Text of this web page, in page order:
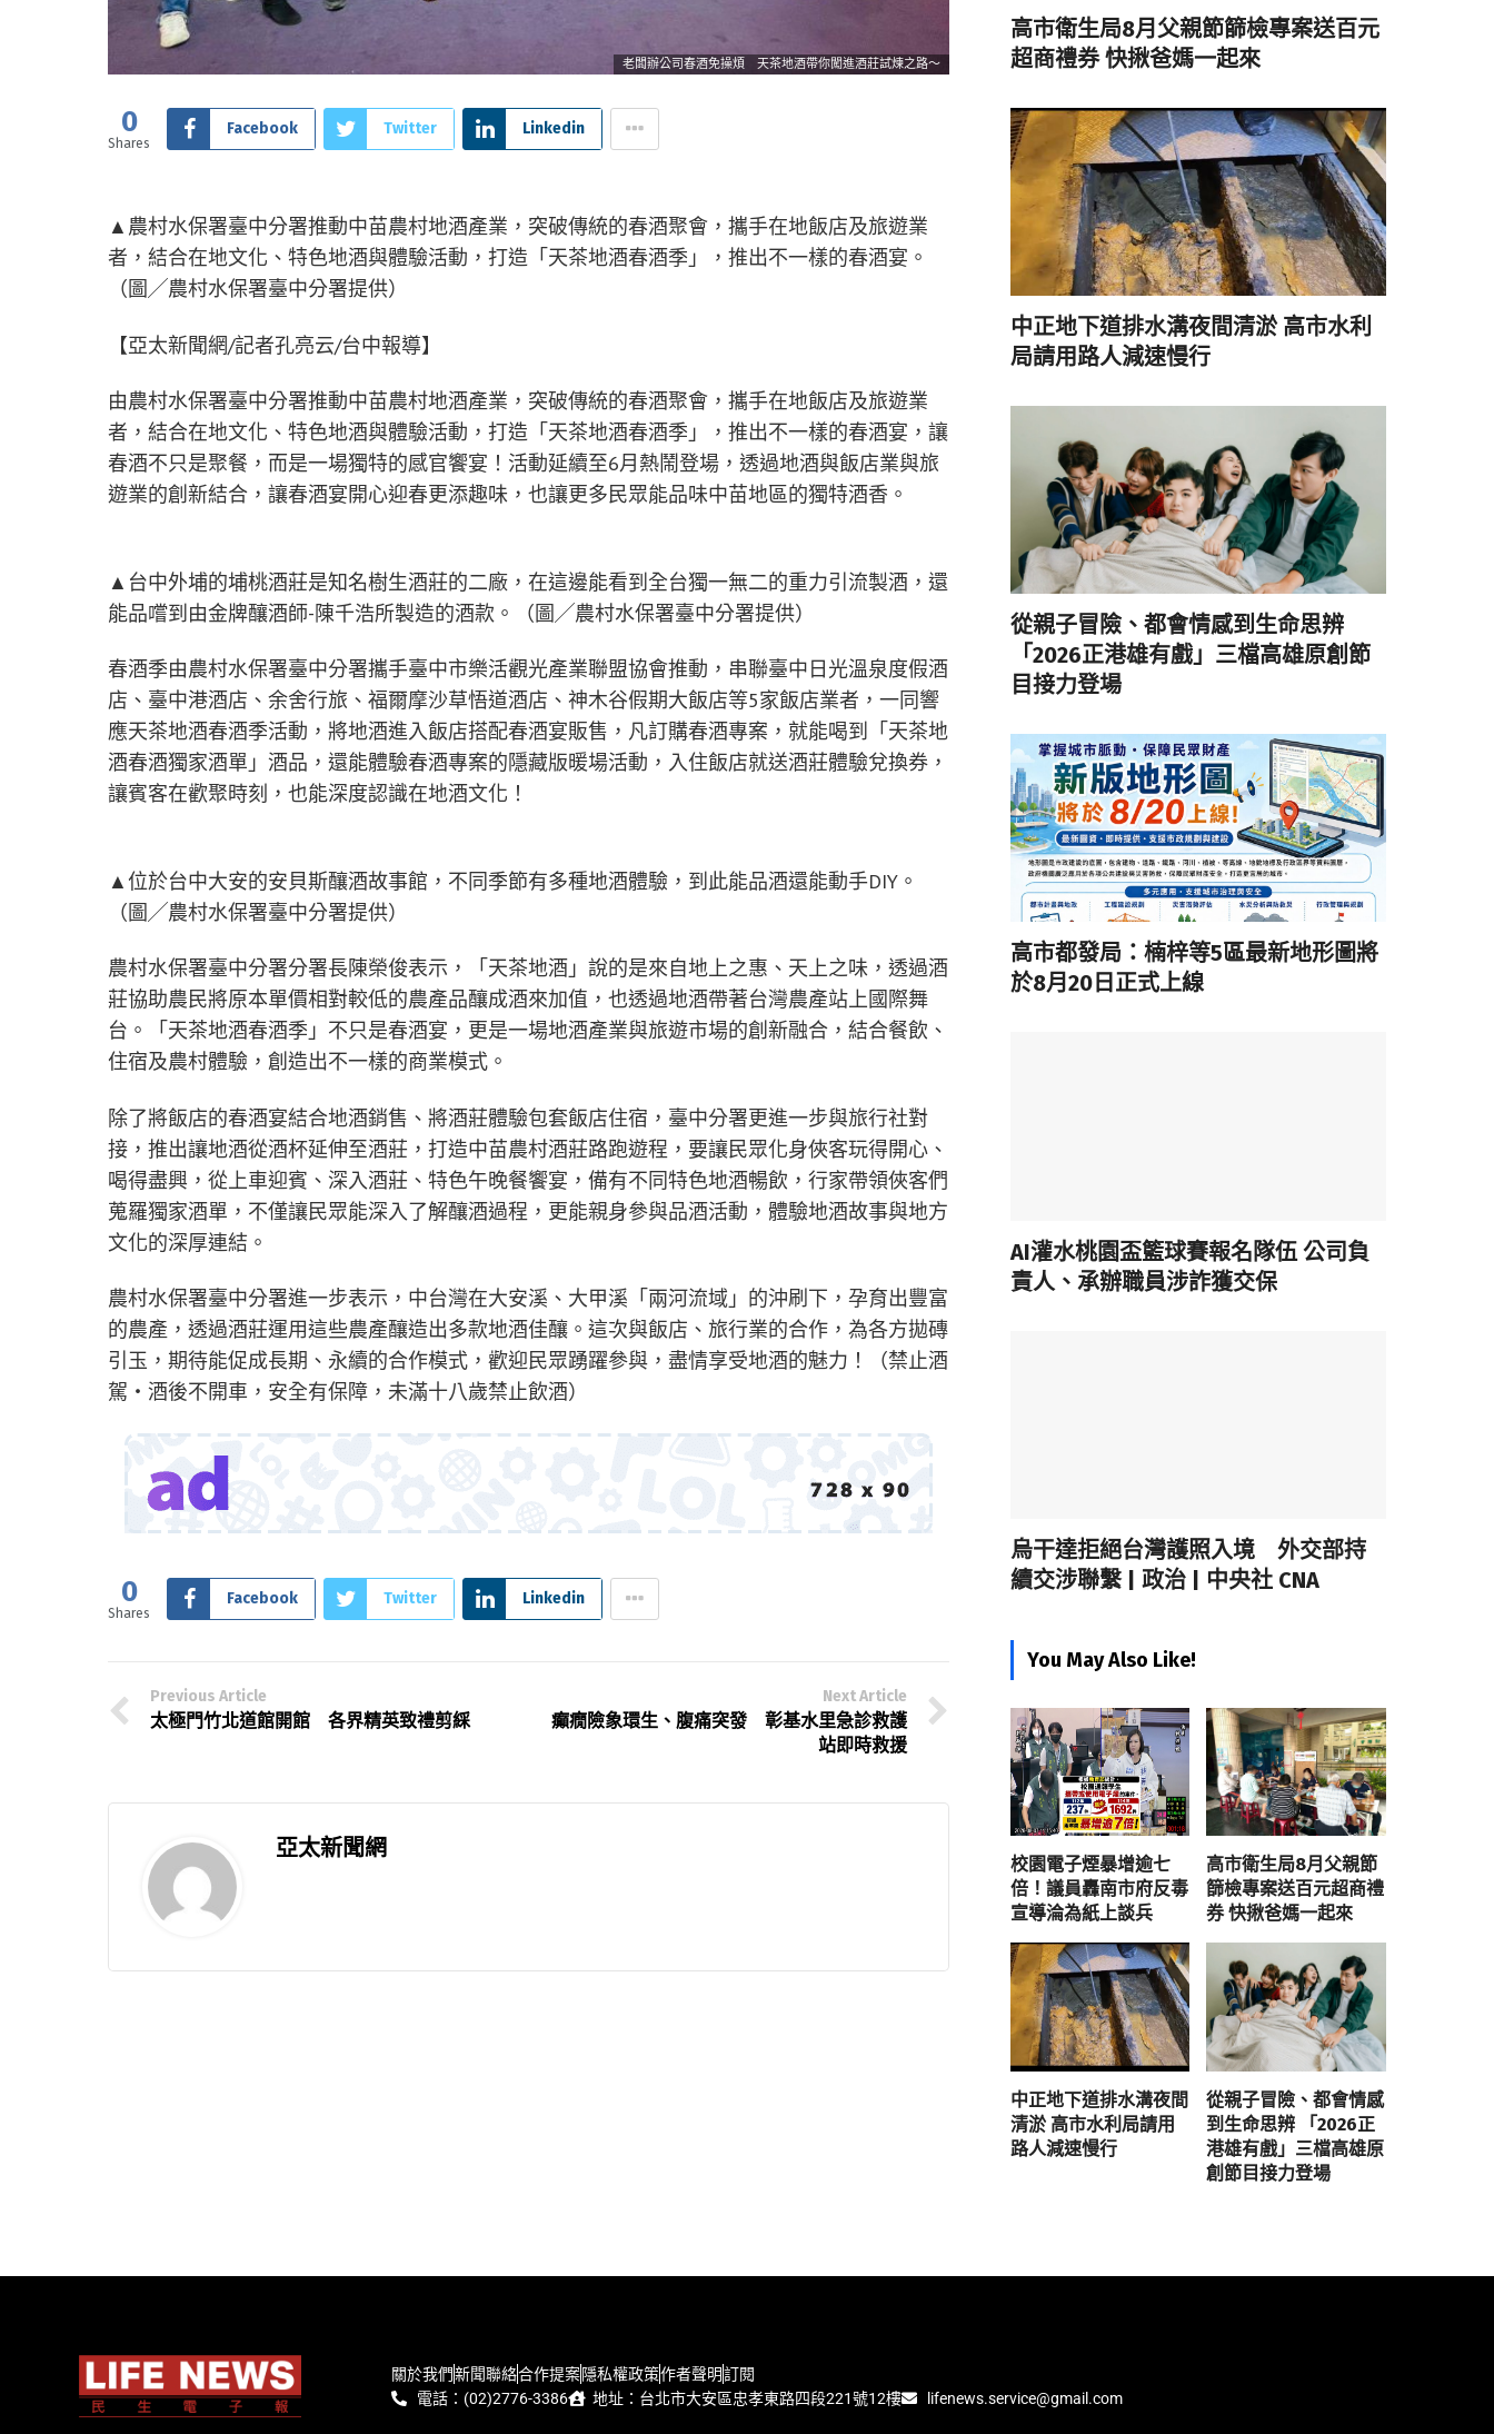
老闆辦公司春酒免操煩 天茶地酒帶你闖進酒莊試煉之路～
0
Shares
Facebook Twitter Linkedin
▲農村水保署臺中分署推動中苗農村地酒產業，突破傳統的春酒聚會，攜手在地飯店及旅遊業
者，結合在地文化、特色地酒與體驗活動，打造「天茶地酒春酒季」，推出不一樣的春酒宴。
（圖╱農村水保署臺中分署提供）
【亞太新聞網/記者孔亮云/台中報導】
由農村水保署臺中分署推動中苗農村地酒產業，突破傳統的春酒聚會，攜手在地飯店及旅遊業
者，結合在地文化、特色地酒與體驗活動，打造「天茶地酒春酒季」，推出不一樣的春酒宴，讓
春酒不只是聚餐，而是一場獨特的感官饗宴！活動延續至6月熱鬧登場，透過地酒與飯店業與旅
遊業的創新結合，讓春酒宴開心迎春更添趣味，也讓更多民眾能品味中苗地區的獨特酒香。
▲台中外埔的埔桃酒莊是知名樹生酒莊的二廠，在這邊能看到全台獨一無二的重力引流製酒，還
能品嚐到由金牌釀酒師-陳千浩所製造的酒款。（圖╱農村水保署臺中分署提供）
春酒季由農村水保署臺中分署攜手臺中市樂活觀光產業聯盟協會推動，串聯臺中日光溫泉度假酒
店、臺中港酒店、余舍行旅、福爾摩沙草悟道酒店、神木谷假期大飯店等5家飯店業者，一同響
應天茶地酒春酒季活動，將地酒進入飯店搭配春酒宴販售，凡訂購春酒專案，就能喝到「天茶地
酒春酒獨家酒單」酒品，還能體驗春酒專案的隱藏版暖場活動，入住飯店就送酒莊體驗兌換券，
讓賓客在歡聚時刻，也能深度認識在地酒文化！
▲位於台中大安的安貝斯釀酒故事館，不同季節有多種地酒體驗，到此能品酒還能動手DIY。
（圖╱農村水保署臺中分署提供）
農村水保署臺中分署分署長陳榮俊表示，「天茶地酒」說的是來自地上之惠、天上之味，透過酒
莊協助農民將原本單價相對較低的農產品釀成酒來加值，也透過地酒帶著台灣農產站上國際舞
台。「天茶地酒春酒季」不只是春酒宴，更是一場地酒產業與旅遊市場的創新融合，結合餐飲、
住宿及農村體驗，創造出不一樣的商業模式。
除了將飯店的春酒宴結合地酒銷售、將酒莊體驗包套飯店住宿，臺中分署更進一步與旅行社對
接，推出讓地酒從酒杯延伸至酒莊，打造中苗農村酒莊路跑遊程，要讓民眾化身俠客玩得開心、
喝得盡興，從上車迎賓、深入酒莊、特色午晚餐饗宴，備有不同特色地酒暢飲，行家帶領俠客們
蒐羅獨家酒單，不僅讓民眾能深入了解釀酒過程，更能親身參與品酒活動，體驗地酒故事與地方
文化的深厚連結。
農村水保署臺中分署進一步表示，中台灣在大安溪、大甲溪「兩河流域」的沖刷下，孕育出豐富
的農產，透過酒莊運用這些農產釀造出多款地酒佳釀。這次與飯店、旅行業的合作，為各方拋磚
引玉，期待能促成長期、永續的合作模式，歡迎民眾踴躍參與，盡情享受地酒的魅力！（禁止酒
駕‧酒後不開車，安全有保障，未滿十八歲禁止飲酒）
0
Shares
Facebook Twitter Linkedin
Previous Article
太極門竹北道館開館 各界精英致禮剪綵
Next Article
癲癇險象環生、腹痛突發 彰基水里急診救護
站即時救援
亞太新聞網
高市衛生局8月父親節篩檢專案送百元
超商禮券 快揪爸媽一起來
中正地下道排水溝夜間清淤 高市水利
局請用路人減速慢行
從親子冒險、都會情感到生命思辨
「2026正港雄有戲」三檔高雄原創節
目接力登場
高市都發局：楠梓等5區最新地形圖將
於8月20日正式上線
AI灌水桃園盃籃球賽報名隊伍 公司負
責人、承辦職員涉詐獲交保
烏干達拒絕台灣護照入境 外交部持
續交涉聯繫 | 政治 | 中央社 CNA
You May Also Like!
校園電子煙暴增逾七
倍！議員轟南市府反毒
宣導淪為紙上談兵
高市衛生局8月父親節
篩檢專案送百元超商禮
券 快揪爸媽一起來
中正地下道排水溝夜間
清淤 高市水利局請用
路人減速慢行
從親子冒險、都會情感
到生命思辨 「2026正
港雄有戲」三檔高雄原
創節目接力登場
關於我們新聞聯絡合作提案隱私權政策作者聲明訂閱
電話：(02)2776-3386
地址：台北市大安區忠孝東路四段221號12樓 lifenews.service@gmail.com